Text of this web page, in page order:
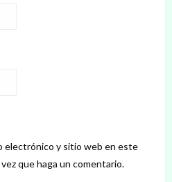
electrónico y sitio web en este
que haga un comentario.